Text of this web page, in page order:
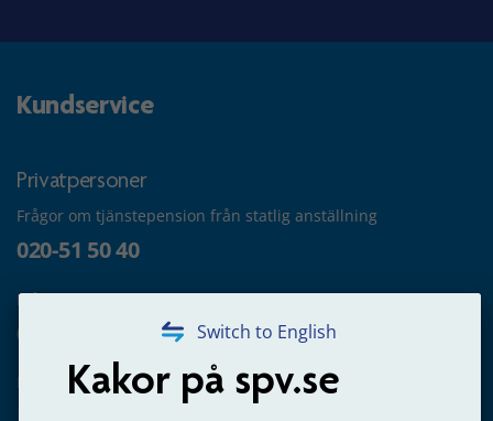
Switch to English
Kakor på spv.se
Kundservice
Privatpersoner
Frågor om tjänstepension från statlig anställning
020-51 50 40
Frågor om utbetalning
020-65 00 65
Kontakta oss